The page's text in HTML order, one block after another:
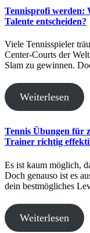
Tennisprofi werden:
Talente entscheiden?
Viele Tennisspieler
Center-Courts der
Slam zu gewinnen.
Weiterlesen
Tennis Übungen für
Trainer richtig
Es ist kaum möglich,
Doch genauso ist es
dein bestmögliches
Weiterlesen